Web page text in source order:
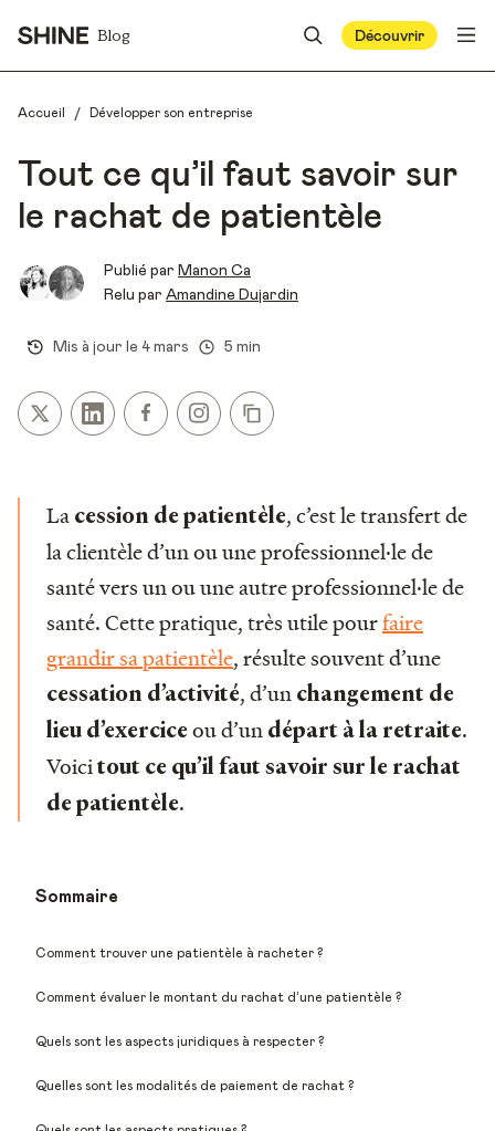
Blog Découvrir
Accueil / Développer son entreprise
Tout ce qu’il faut savoir sur
le rachat de patientèle
Publié par Manon Ca
Relu par Amandine Dujardin
Mis à jour le 4 mars 5 min
La cession de patientèle, c’est le transfert de
la clientèle d’un ou une professionnel·le de
santé vers un ou une autre professionnel·le de
santé. Cette pratique, très utile pourfaire
grandir sa patientèle, résulte souvent d’une
cessation d’activité, d’un changement de
lieu d’exerciceou d’un départ à la retraite.
Voicitout ce qu’il faut savoir sur le rachat
de patientèle.
Sommaire
Comment trouver une patientèle à racheter ?
Comment évaluer le montant du rachat d’une patientèle ?
Quels sont les aspects juridiques à respecter ?
Quelles sont les modalités de paiement de rachat ?